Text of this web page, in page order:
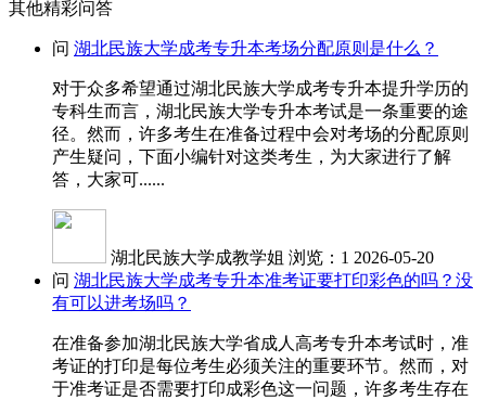
其他精彩问答
问 湖北民族大学成考专升本考场分配原则是什么？
对于众多希望通过湖北民族大学成考专升本提升学历的
专科生而言，湖北民族大学专升本考试是一条重要的途
径。然而，许多考生在准备过程中会对考场的分配原则
产生疑问，下面小编针对这类考生，为大家进行了解
答，大家可......
湖北民族大学成教学姐 浏览：1 2026-05-20
问 湖北民族大学成考专升本准考证要打印彩色的吗？没
有可以进考场吗？
在准备参加湖北民族大学省成人高考专升本考试时，准
考证的打印是每位考生必须关注的重要环节。然而，对
于准考证是否需要打印成彩色这一问题，许多考生存在